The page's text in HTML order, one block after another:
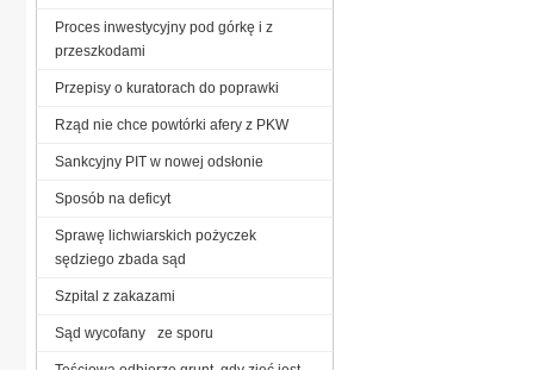
Proces inwestycyjny pod górkę i z
przeszkodami
Przepisy o kuratorach do poprawki
Rząd nie chce powtórki afery z PKW
Sankcyjny PIT w nowej odsłonie
Sposób na deficyt
Sprawę lichwiarskich pożyczek
sędziego zbada sąd
Szpital z zakazami
Sąd wycofany ze sporu